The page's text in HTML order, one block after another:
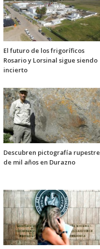
El futuro de los frigoríficos
Rosario y Lorsinal sigue siendo
incierto
Descubren pictografía rupestre
de mil años en Durazno